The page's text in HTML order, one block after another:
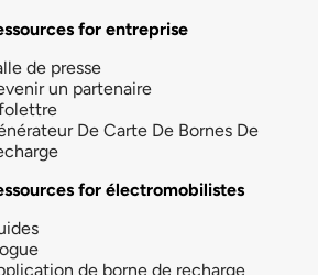
for entreprise
de presse
un partenaire
De Carte De Bornes De
for électromobilistes
de borne de recharge